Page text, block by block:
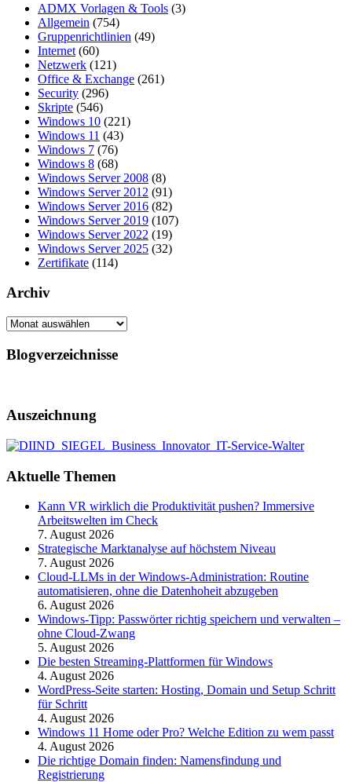
ADMX Vorlagen & Tools (3)
Allgemein (754)
Gruppenrichtlinien (49)
Internet (60)
Netzwerk (121)
Office & Exchange (261)
Security (296)
Skripte (546)
Windows 10 (221)
Windows 11 (43)
Windows 7 (76)
Windows 8 (68)
Windows Server 2008 (8)
Windows Server 2012 (91)
Windows Server 2016 (82)
Windows Server 2019 (107)
Windows Server 2022 (19)
Windows Server 2025 (32)
Zertifikate (114)
Archiv
Archiv
Blogverzeichnisse
Auszeichnung
Aktuelle Themen
Kann VR wirklich die Produktivität pushen? Immersive
Arbeitswelten im Check
7. August 2026
Strategische Marktanalyse auf höchstem Niveau
7. August 2026
Cloud-LLMs in der Windows-Administration: Routine
automatisieren, ohne die Datenhoheit abzugeben
6. August 2026
Windows-Tipp: Passwörter richtig speichern und verwalten –
ohne Cloud-Zwang
5. August 2026
Die besten Streaming-Plattformen für Windows
4. August 2026
WordPress-Seite starten: Hosting, Domain und Setup Schritt
für Schritt
4. August 2026
Windows 11 Home oder Pro? Welche Edition zu wem passt
4. August 2026
Die richtige Domain finden: Namensfindung und
Registrierung